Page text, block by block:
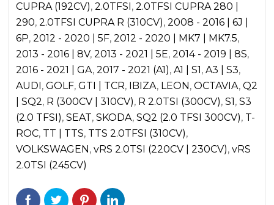
SEAT
LEON
5F
SKODA
OCTAVIA
5E
vRS
|
GOLF
CUPRA (192CV), 2.0TFSI , 2.0TFSI CUPRA 280 |
290, 2.0TFSI CUPRA R (310CV), 2008 - 2016 | 6J |
6P, 2012 - 2020 | 5F, 2012 - 2020 | MK7 | MK7.5,
2013 - 2016 | 8V, 2013 - 2021 | 5E, 2014 - 2019 | 8S,
2016 - 2021 | GA, 2017 - 2021 (A1), A1 | S1 , A3 | S3,
AUDI , GOLF, GTI | TCR, IBIZA, LEON , OCTAVIA, Q2
| SQ2, R (300CV | 310CV), R 2.0TSI (300CV), S1 , S3
(2.0 TFSI), SEAT, SKODA, SQ2 (2.0 TFSI 300CV), T-
ROC, TT | TTS, TTS 2.0TFSI (310CV),
VOLKSWAGEN , vRS 2.0TSI (220CV | 230CV), vRS
2.0TSI (245CV)